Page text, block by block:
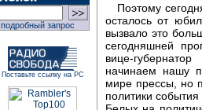
подробный запрос
Поставьте ссылку на РС
Поэтому
осталось от
вызвало это
сегодняшней
вице-
начинаем нашу
мире прессы, но
политики